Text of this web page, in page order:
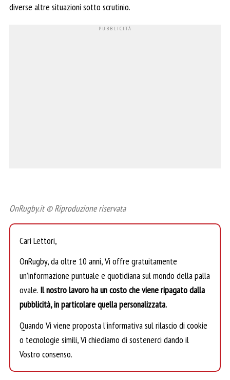
diverse altre situazioni sotto scrutinio.
OnRugby.it © Riproduzione riservata
Cari Lettori,
OnRugby, da oltre 10 anni, Vi offre gratuitamente
un’informazione puntuale e quotidiana sul mondo della palla
ovale. Il nostro lavoro ha un costo che viene ripagato dalla
pubblicità, in particolare quella personalizzata.
Quando Vi viene proposta l’informativa sul rilascio di cookie
o tecnologie simili, Vi chiediamo di sostenerci dando il
Vostro consenso.